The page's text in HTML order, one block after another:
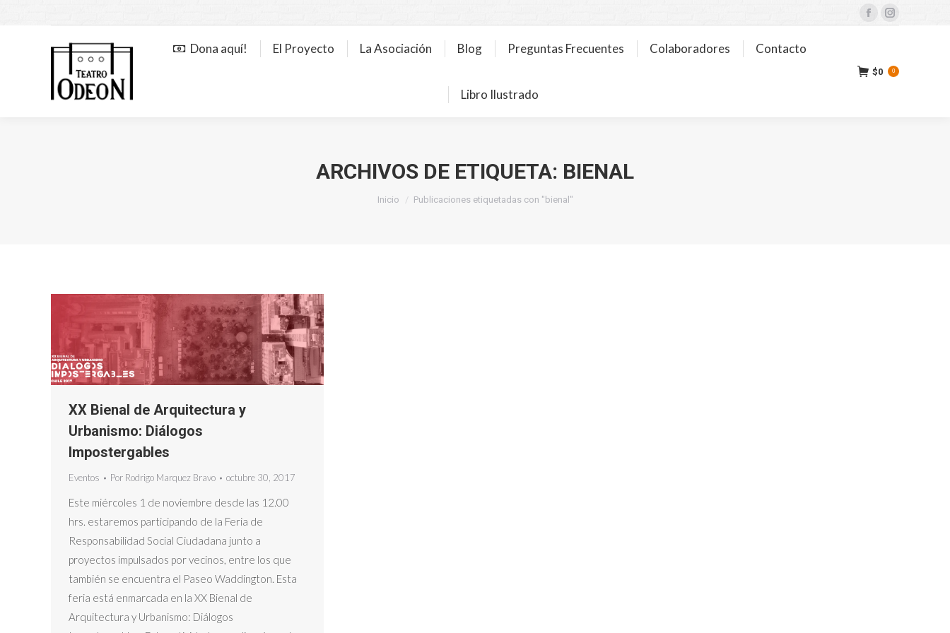
Facebook
Instagram
Dona aquí! El Proyecto La Asociación Blog Preguntas Frecuentes Colaboradores Contacto
Libro Ilustrado
$0 0
ARCHIVOS DE ETIQUETA: BIENAL
Estás aquí:
Inicio Publicaciones etiquetadas con "bienal"
XX Bienal de Arquitectura y
Urbanismo: Diálogos
Impostergables
Eventos Por Rodrigo Marquez Bravo octubre 30, 2017
Este miércoles 1 de noviembre desde las 12.00
hrs. estaremos participando de la Feria de
Responsabilidad Social Ciudadana junto a
proyectos impulsados por vecinos, entre los que
también se encuentra el Paseo Waddington. Esta
feria está enmarcada en la XX Bienal de
Arquitectura y Urbanismo: Diálogos